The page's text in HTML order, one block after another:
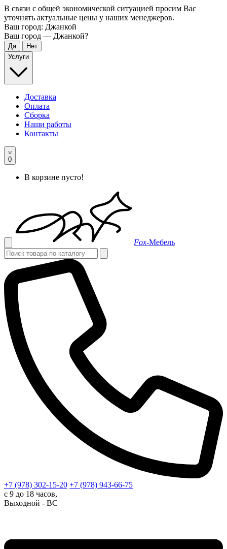
В связи с общей экономической ситуацией просим Вас
уточнять актуальные цены у наших менеджеров.
Ваш город: Джанкой
Ваш город — Джанкой?
Услуги
Доставка
Оплата
Сборка
Наши работы
Контакты
0
В корзине пусто!
Fox-Мебель
+7 (978) 302-15-20 +7 (978) 943-66-75
с 9 до 18 часов,
Выходной - ВС